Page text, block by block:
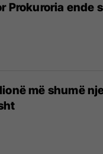
Prokuroria ende
më shumë